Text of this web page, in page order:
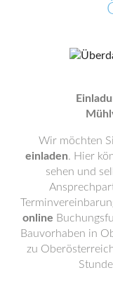
Wir möchten
einladen. Hier
sehen und
online
Bauvorhaben in
zu